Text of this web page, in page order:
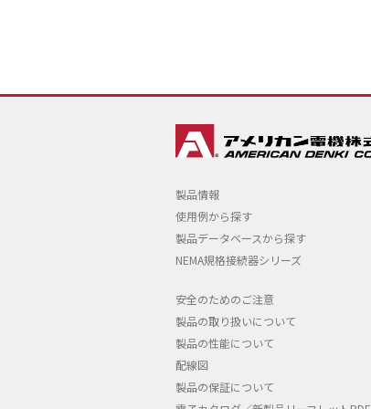
製品情報
使用例から探す
製品データベースから探す
NEMA規格接続器シリーズ
安全のためのご注意
製品の取り扱いについて
製品の性能について
配線図
製品の保証について